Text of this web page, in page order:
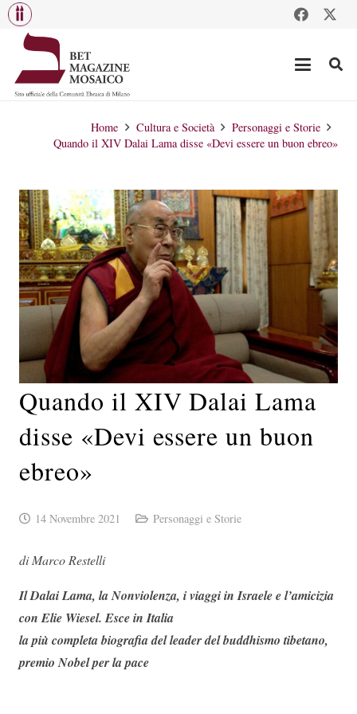
Home Cultura e Società
Personaggi e Storie
Quando il XIV Dalai Lama disse «Devi essere un buon ebreo»
Quando il XIV Dalai Lama
disse «Devi essere un buon
ebreo»
14 Novembre 2021 Personaggi e Storie
di Marco Restelli
Il Dalai Lama, la Nonviolenza, i viaggi in Israele e l’amicizia
con Elie Wiesel. Esce in Italia
la più completa biografia del leader del buddhismo tibetano,
premio Nobel per la pace